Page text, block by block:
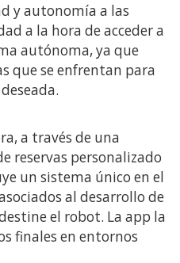
y autonomía a las
a la hora de acceder a
autónoma, ya que
que se enfrentan para
a través de una
reservas personalizado
un sistema único en el
al desarrollo de
el robot. La app la
finales en entornos